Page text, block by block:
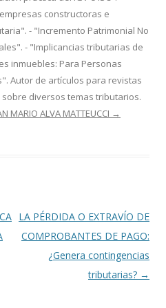
constructoras e
- "Incremento Patrimonial No
- "Implicancias tributarias de
inmuebles: Para Personas
Autor de artículos para revistas
diversos temas tributarios.
ALVA MATTEUCCI →
LA PÉRDIDA O EXTRAVÍO DE
COMPROBANTES DE PAGO:
¿Genera contingencias
tributarias? →